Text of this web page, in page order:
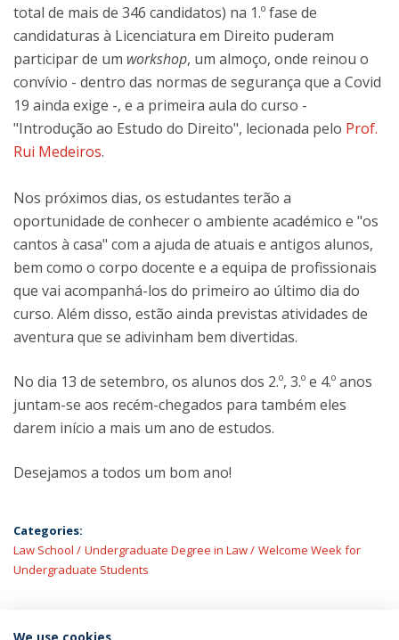
total de mais de 346 candidatos) na 1.º fase de
candidaturas à Licenciatura em Direito puderam
participar de um workshop, um almoço, onde reinou o
convívio - dentro das normas de segurança que a Covid
19 ainda exige -, e a primeira aula do curso -
"Introdução ao Estudo do Direito", lecionada pelo Prof.
Rui Medeiros.
Nos próximos dias, os estudantes terão a
oportunidade de conhecer o ambiente académico e "os
cantos à casa" com a ajuda de atuais e antigos alunos,
bem como o corpo docente e a equipa de profissionais
que vai acompanhá-los do primeiro ao último dia do
curso. Além disso, estão ainda previstas atividades de
aventura que se adivinham bem divertidas.
No dia 13 de setembro, os alunos dos 2.º, 3.º e 4.º anos
juntam-se aos recém-chegados para também eles
darem início a mais um ano de estudos.
Desejamos a todos um bom ano!
Categories:
Law School
Undergraduate Degree in Law
Welcome Week for
Undergraduate Students